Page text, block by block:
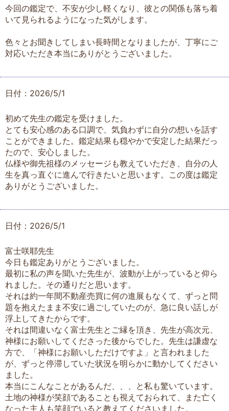
今回の鑑定で、不安が少し軽くなり、彼との関係も落ち着
いて見られるようになった気がします。
色々とお聞きしてしまい長時間となりましたが、丁寧にご
対応いただき本当にありがとうございました。
日付：2026/5/1
初めて先生の鑑定を受けました。
とても安心感のある口調で、気負わずに自分の想いを話す
ことができました。鑑定結果も穏やかで安定した結果だっ
たので、安心しました。
仏様や御先祖様のメッセージも教えていただき、自分の人
生を真っ直ぐに進んで行きたいと思います。この度は鑑定
ありがとうございました。
日付：2026/5/1
富士咲耶先生
今日も鑑定ありがとうございました。
最初に私の声を聞いた先生が、波動が上がっていると仰ら
れました。その通りだと思います。
それは約一年間不動産売買に何の進展もなくて、ずっと問
題を抱えたまま不安に過ごしていたのが、急に良い話しが
浮上してきたからです。
それは間違いなく富士先生とご縁を頂き、先生が高次元、
神様にお願いしてくださった後からでした。先生は謙虚な
方で、「神様にお願いしただけですよ」と言われました
が、ずっと停滞していた状況を明らかに動かしてください
ました。
本当にこんなことがあるんだ、、、と私も驚いています。
土地の神様が笑顔であることも視えておられて、また亡く
なった主人も笑顔でいると教えてくださいました。